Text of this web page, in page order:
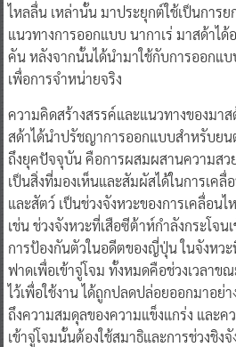
ไหลลื่น เหล่านั้น มาประยุกต์ใช้เป็นการ
แนวทางการออกแบบ นากาเร่ มาสด้าไ
คัน หลังจากนั้นได้นำมาใช้กับการออกแ
เพื่อการจำหน่ายจริง
ความคิดสร้างสรรค์และแนวทางของมา
สด้าได้นำปรัชญาการออกแบบสำหรับย
ถึงยุคปัจจุบัน คือการผสมผสานความสว
เป็นสิ่งที่มองเห็นและสัมผัสได้ในการเค
และสัตว์ เป็นช่วงจังหวะของการเคลื่อน
เช่น ช่วงจังหวะที่เสือซีต้าห์กำลังกระโจ
การป้องกันตัวในอดีตของญี่ปุ่น ในจังหวะ
ฟาดเพื่อเข้าจู่โจม ทั้งหมดคือช่วงเวลาข
ไว้เพื่อใช้งาน ได้ถูกปลดปล่อยออกมาอย่า
ถึงความสมดุลของความแข็งแกร่ง และค
เข้าจู่โจมนั้นต้องใช้สมาธิและการช่วงชิง